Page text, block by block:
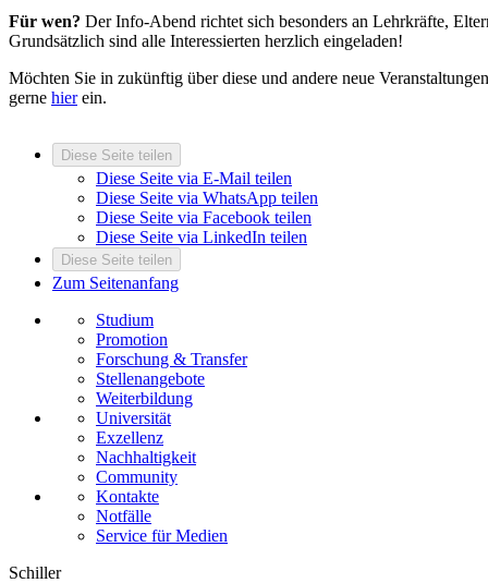
Für wen? Der Info-Abend richtet sich besonders an Lehrkräfte,
Grundsätzlich sind alle Interessierten herzlich eingeladen!
Möchten Sie in zukünftig über diese und andere neue
gerne hierein.
Diese Seite teilen
Diese Seite via E-Mail teilen
Diese Seite via WhatsApp teilen
Diese Seite via Facebook teilen
Diese Seite via LinkedIn teilen
Diese Seite teilen
Zum Seitenanfang
Studium
Promotion
Forschung & Transfer
Stellenangebote
Weiterbildung
Universität
Exzellenz
Nachhaltigkeit
Community
Kontakte
Notfälle
Service für Medien
Schiller